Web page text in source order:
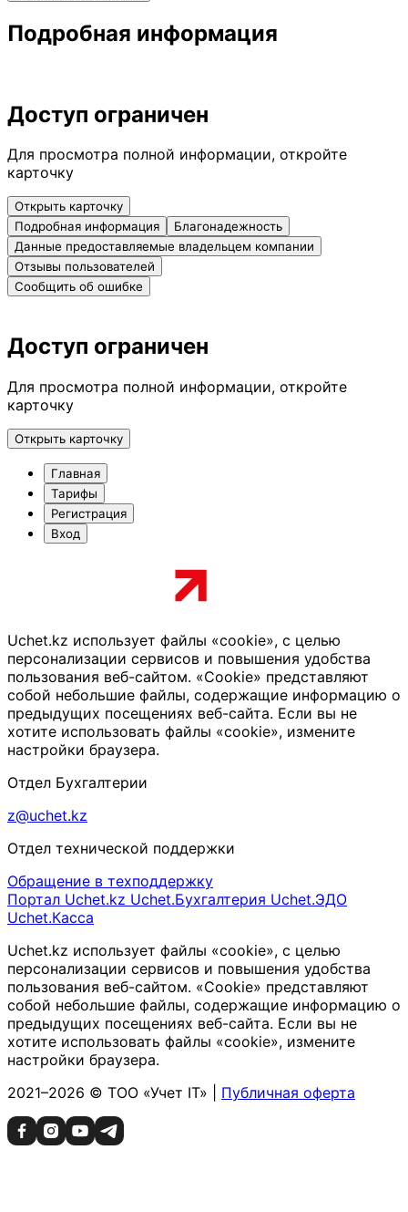
Подробная информация
Доступ ограничен
Для просмотра полной информации, откройте
карточку
Открыть карточку
Подробная информация
Благонадежность
Данные предоставляемые владельцем компании
Отзывы пользователей
Сообщить об ошибке
Доступ ограничен
Для просмотра полной информации, откройте
карточку
Открыть карточку
Главная
Тарифы
Регистрация
Вход
Uchet.kz использует файлы «cookie», с целью
персонализации сервисов и повышения удобства
пользования веб-сайтом. «Cookie» представляют
собой небольшие файлы, содержащие информацию о
предыдущих посещениях веб-сайта. Если вы не
хотите использовать файлы «cookie», измените
настройки браузера.
Отдел Бухгалтерии
z@uchet.kz
Отдел технической поддержки
Обращение в техподдержку
Портал Uchet.kz Uchet.Бухгалтерия Uchet.ЭДО
Uchet.Касса
Uchet.kz использует файлы «cookie», с целью
персонализации сервисов и повышения удобства
пользования веб-сайтом. «Cookie» представляют
собой небольшие файлы, содержащие информацию о
предыдущих посещениях веб-сайта. Если вы не
хотите использовать файлы «cookie», измените
настройки браузера.
2021–2026 © ТОО «Учет IT» | Публичная оферта